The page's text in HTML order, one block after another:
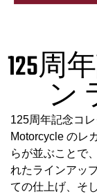
125周
ン
125周年記念コ
Motorcycle のレ
らが並ぶことで
れたラインアッ
ての仕上げ、そ